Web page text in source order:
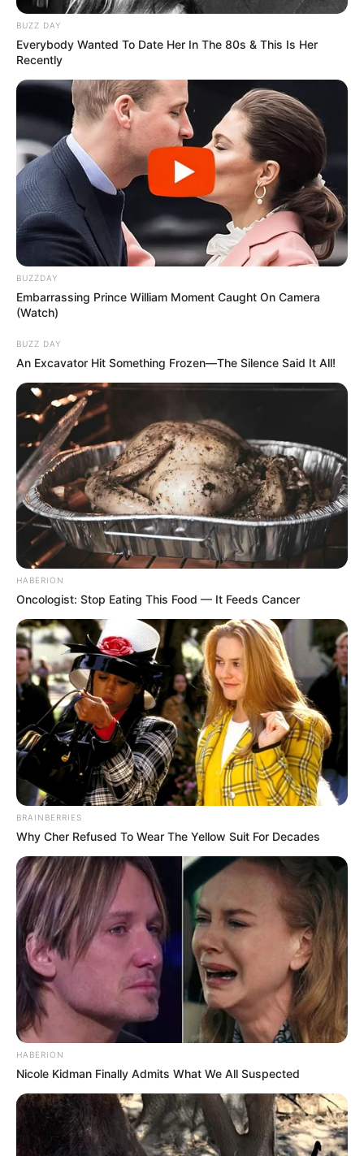
Szerző
More by Szerző
BUZZ DAY
Everybody Wanted To Date Her In The 80s & This Is Her
Recently
BUZZDAY
Embarrassing Prince William Moment Caught On Camera
(Watch)
BUZZ DAY
An Excavator Hit Something Frozen—The Silence Said It All!
HABERION
Oncologist: Stop Eating This Food — It Feeds Cancer
BRAINBERRIES
Why Cher Refused To Wear The Yellow Suit For Decades
HABERION
Nicole Kidman Finally Admits What We All Suspected